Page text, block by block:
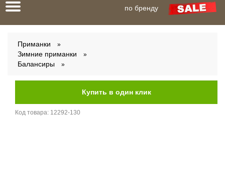
Toggle
navigation
по бренду
Приманки
Зимние приманки
Балансиры
Код товара: 12292-130